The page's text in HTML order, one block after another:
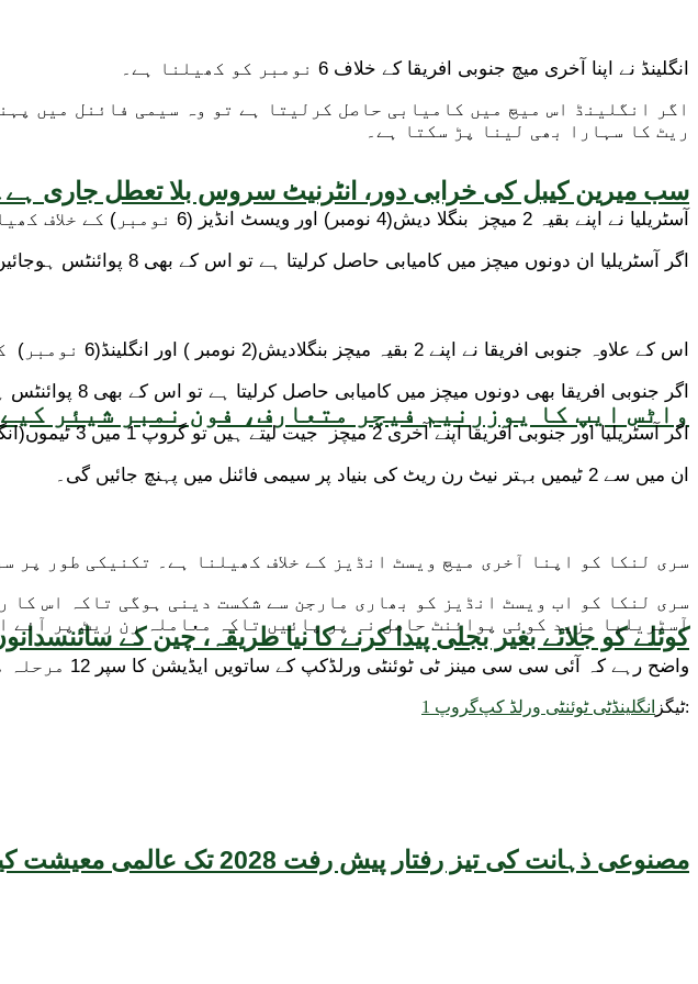
سب میرین کیبل کی خرابی دور، انٹرنیٹ سروس بلا تعطل جاری
واٹس ایپ کا یوزرنیم فیچر متعارف، فون نمبر شیئر
کوئلے کو جلائے بغیر بجلی پیدا کرنے کا نیا طریقہ، چین کے
مصنوعی ذہانت کی تیز رفتار پیش رفت 2028 تک عالمی معیشت کیلئے سنگین خطرہ بن سکتی ہے، نئی تحقیق کا انتباہ
انگلینڈ نے اپنا آخری میچ جنوبی افریقا کے خلاف 6 نومبر کو کھیلنا ہے۔
اگر انگلینڈ اس میچ میں کامیابی حاصل کرلیتا ہے تو وہ سیمی فائنل میں
ریٹ کا سہارا بھی لینا پڑ سکتا ہے۔
آسٹریلیا نے اپنے بقیہ 2 میچز بنگلا دیش(4 نومبر) اور ویسٹ انڈیز (6 نومبر) کے خلاف کھیلنے ہیں۔
اگر آسٹریلیا ان دونوں میچز میں کامیابی حاصل کرلیتا ہے تو اس کے بھی 8 پوائنٹس ہوجائیں گے۔
اس کے علاوہ جنوبی افریقا نے اپنے 2 بقیہ میچز بنگلادیش(2 نومبر ) اور انگلینڈ(6 نومبر) کےخلاف کھیلنے ہیں ۔
اگر جنوبی افریقا بھی دونوں میچز میں کامیابی حاصل کرلیتا ہے تو اس کے بھی 8 پوائنٹس ہوجائیں گے۔
اگر آسٹریلیا اور جنوبی افریقا اپنے آخری 2 میچز جیت لیتے ہیں تو گروپ 1 میں 3 ٹیموں(انگلینڈ، آسٹریلیا اور جنوبی افریقا) کے 8 ،8 پوائنٹس ہوجائیں گے ۔
ان میں سے 2 ٹیمیں بہتر نیٹ رن ریٹ کی بنیاد پر سیمی فائنل میں پہنچ جائیں گی۔
سری لنکا کو اپنا آخری میچ ویسٹ انڈیز کے خلاف کھیلنا ہے۔ تکنیکی طور پر
سری لنکا کو اب ویسٹ انڈیز کو بھاری مارجن سے شکست دینی ہوگی تاکہ اس
آسٹریلیا مزید کوئی پوائنٹ حاصل نہ پر پائیں تاکہ معاملہ رن ریٹ پر
واضح رہے کہ آئی سی سی مینز ٹی ٹوئنٹی ورلڈکپ کے ساتویں ایڈیشن کا سپر 12 مرحلہ متحدہ عرب امارات میں جاری ہے۔
ٹیگز: انگلینڈٹی ٹوئنٹی ورلڈ کپگروپ 1